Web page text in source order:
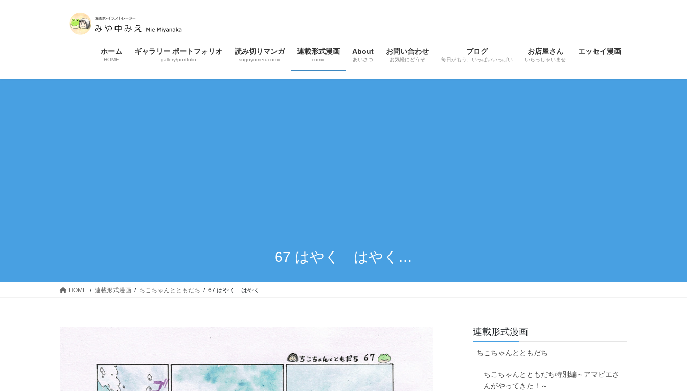
ス
ン
ホーム
HOME
ギャラリー ポートフォリオ
gallery/portfolio
読み切りマンガ
suguyomerucomic
連載形式漫画
comic
About
あいさつ
お問い合わせ
お気軽にどうぞ
ブログ
毎日がもう、いっぱいいっぱい
お店屋さん
いらっしゃいませ
エッセイ漫画
67 はやく はやく…
HOME 連載形式漫画 ちこちゃんとともだち 67 はやく はやく…
連載形式漫画
ちこちゃんとともだち
ちこちゃんとともだち特別編～アマビエさ
んがやってきた！～